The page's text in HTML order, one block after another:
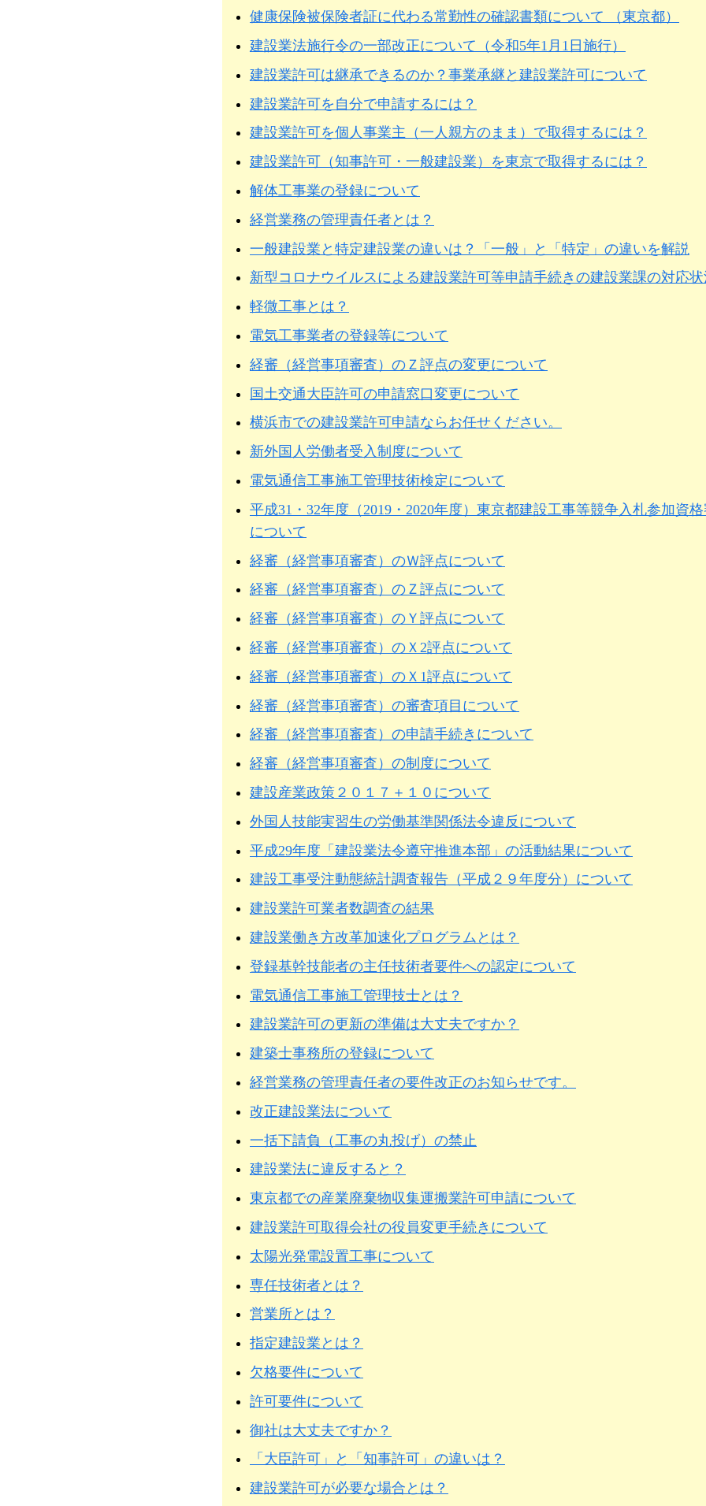
健康保険被保険者証に代わる常勤性の確認書類について （東京都）
建設業法施行令の一部改正について（令和5年1月1日施行）
建設業許可は継承できるのか？事業承継と建設業許可について
建設業許可を自分で申請するには？
建設業許可を個人事業主（一人親方のまま）で取得するには？
建設業許可（知事許可・一般建設業）を東京で取得するには？
解体工事業の登録について
経営業務の管理責任者とは？
一般建設業と特定建設業の違いは？「一般」と「特定」の違いを解説
新型コロナウイルスによる建設業許可等申請手続きの建設業課の対応
軽微工事とは？
電気工事業者の登録等について
経審（経営事項審査）のＺ評点の変更について
国土交通大臣許可の申請窓口変更について
横浜市での建設業許可申請ならお任せください。
新外国人労働者受入制度について
電気通信工事施工管理技術検定について
平成31・32年度（2019・2020年度）東京都建設工事等競争入札参加資格
について
経審（経営事項審査）のＷ評点について
経審（経営事項審査）のＺ評点について
経審（経営事項審査）のＹ評点について
経審（経営事項審査）のＸ2評点について
経審（経営事項審査）のＸ1評点について
経審（経営事項審査）の審査項目について
経審（経営事項審査）の申請手続きについて
経審（経営事項審査）の制度について
建設産業政策２０１７＋１０について
外国人技能実習生の労働基準関係法令違反について
平成29年度「建設業法令遵守推進本部」の活動結果について
建設工事受注動態統計調査報告（平成２９年度分）について
建設業許可業者数調査の結果
建設業働き方改革加速化プログラムとは？
登録基幹技能者の主任技術者要件への認定について
電気通信工事施工管理技士とは？
建設業許可の更新の準備は大丈夫ですか？
建築士事務所の登録について
経営業務の管理責任者の要件改正のお知らせです。
改正建設業法について
一括下請負（工事の丸投げ）の禁止
建設業法に違反すると？
東京都での産業廃棄物収集運搬業許可申請について
建設業許可取得会社の役員変更手続きについて
太陽光発電設置工事について
専任技術者とは？
営業所とは？
指定建設業とは？
欠格要件について
許可要件について
御社は大丈夫ですか？
「大臣許可」と「知事許可」の違いは？
建設業許可が必要な場合とは？